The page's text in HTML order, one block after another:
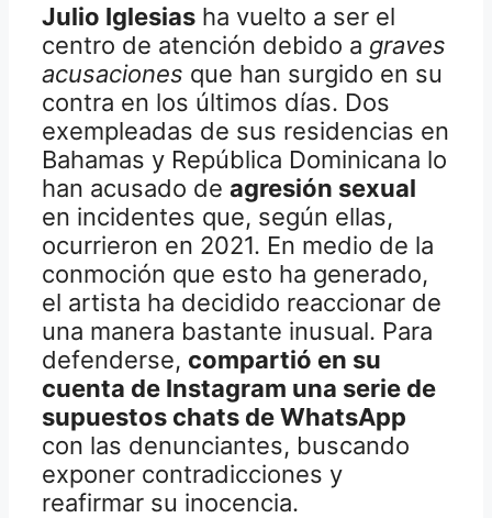
Julio Iglesias ha vuelto a ser el
centro de atención debido a graves
acusaciones que han surgido en su
contra en los últimos días. Dos
exempleadas de sus residencias en
Bahamas y República Dominicana lo
han acusado de agresión sexual
en incidentes que, según ellas,
ocurrieron en 2021. En medio de la
conmoción que esto ha generado,
el artista ha decidido reaccionar de
una manera bastante inusual. Para
defenderse, compartió en su
cuenta de Instagram una serie de
supuestos chats de WhatsApp
con las denunciantes, buscando
exponer contradicciones y
reafirmar su inocencia.